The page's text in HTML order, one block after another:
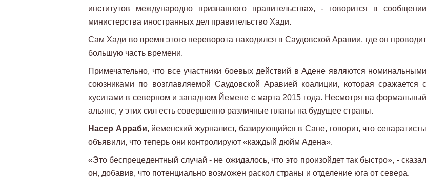
институтов международно признанного правительства», - говорится в сообщении
министерства иностранных дел правительство Хади.
Сам Хади во время этого переворота находился в Саудовской Аравии, где он проводит
большую часть времени.
Примечательно, что все участники боевых действий в Адене являются номинальными
союзниками по возглавляемой Саудовской Аравией коалиции, которая сражается с
хуситами в северном и западном Йемене с марта 2015 года. Несмотря на формальный
альянс, у этих сил есть совершенно различные планы на будущее страны.
Насер Арраби, йеменский журналист, базирующийся в Сане, говорит, что сепаратисты
объявили, что теперь они контролируют «каждый дюйм Адена».
«Это беспрецедентный случай - не ожидалось, что это произойдет так быстро», - сказал
он, добавив, что потенциально возможен раскол страны и отделение юга от севера.